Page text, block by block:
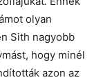
olyan
Sith nagyobb
hogy minél
azon az